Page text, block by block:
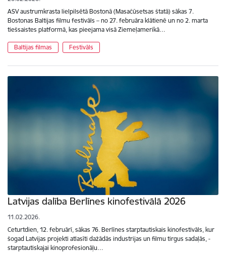
ASV austrumkrasta lielpilsētā Bostonā (Masačūsetsas štatā) sākas 7.
Bostonas Baltijas filmu festivāls – no 27. februāra klātienē un no 2. marta
tiešsaistes platformā, kas pieejama visā Ziemeļamerikā…
Baltijas filmas Festivāls
Latvijas dalība Berlīnes kinofestivālā 2026
11.02.2026.
Ceturtdien, 12. februārī, sākas 76. Berlīnes starptautiskais kinofestivāls, kur
šogad Latvijas projekti atlasīti dažādās industrijas un filmu tirgus sadaļās, -
starptautiskajai kinoprofesionāļu…